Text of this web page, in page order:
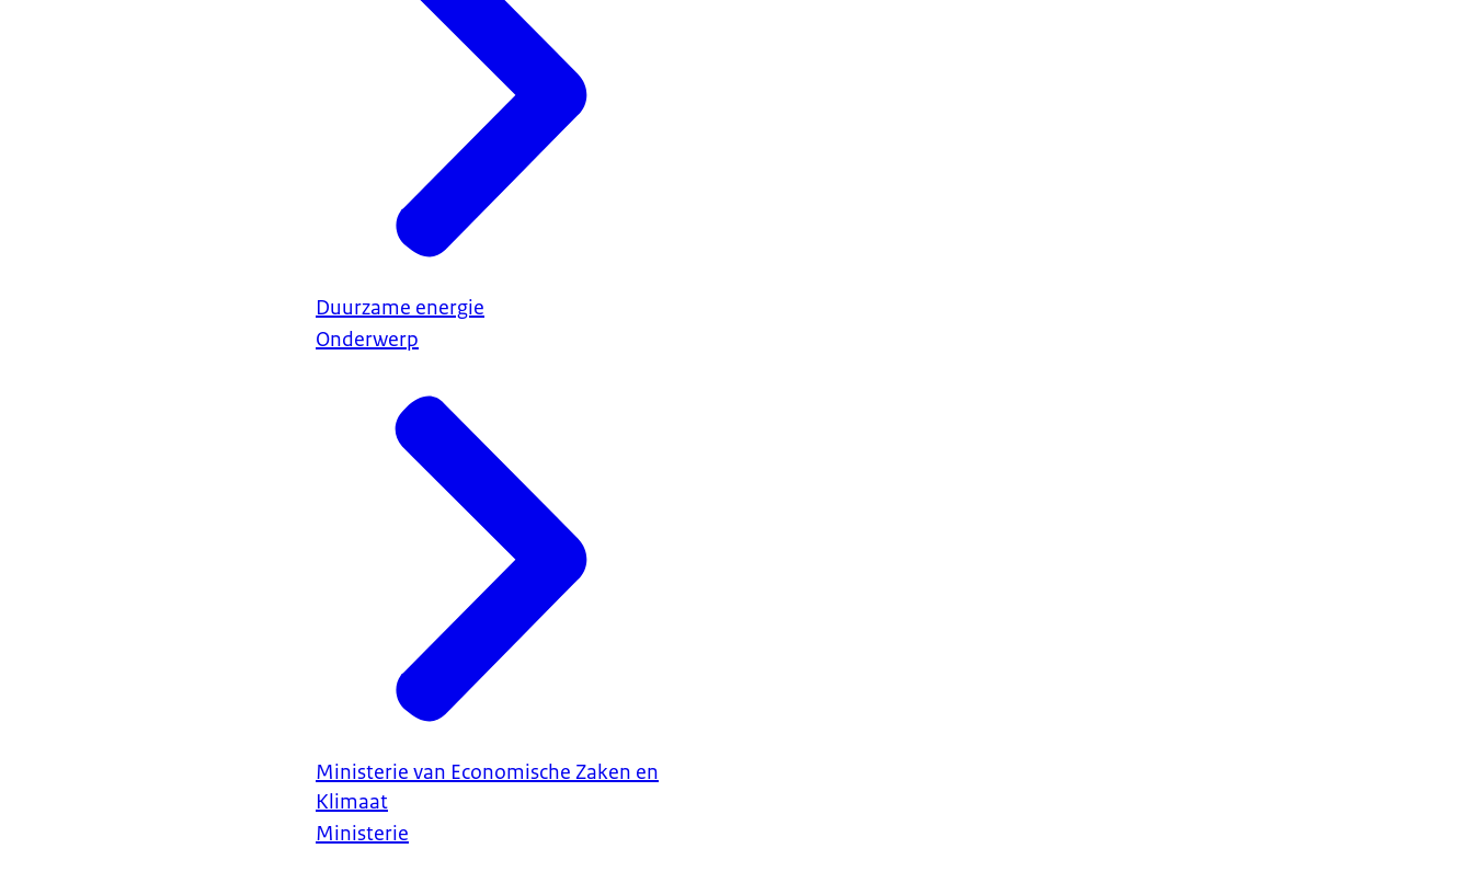
Duurzame energie
Onderwerp
Ministerie van Economische Zaken en
Klimaat
Ministerie